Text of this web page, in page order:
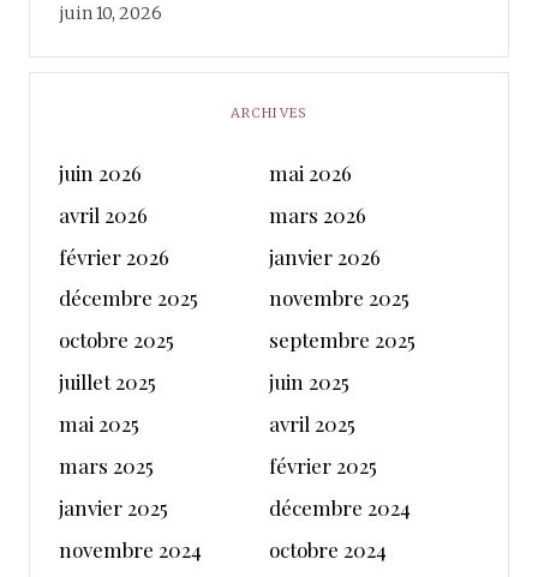
juin 10, 2026
ARCHIVES
juin 2026
mai 2026
avril 2026
mars 2026
février 2026
janvier 2026
décembre 2025
novembre 2025
octobre 2025
septembre 2025
juillet 2025
juin 2025
mai 2025
avril 2025
mars 2025
février 2025
janvier 2025
décembre 2024
novembre 2024
octobre 2024